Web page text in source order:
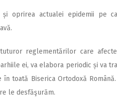
oprirea actualei epidemii pe
reglementărilor care
ei, va elabora periodic și va
toată Biserica Ortodoxă
le desfăşurăm.